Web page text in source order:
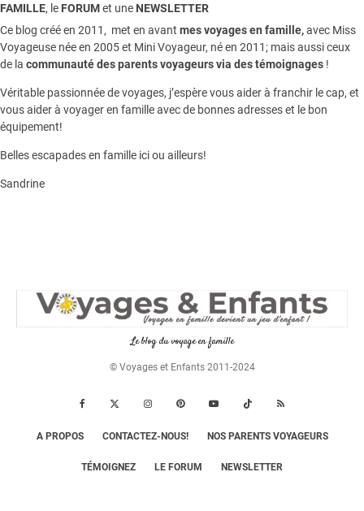
FAMILLE, le FORUMet une NEWSLETTER
Ce blog créé en 2011, met en avant mes voyages en famille,avec Miss
Voyageuse née en 2005 et Mini Voyageur, né en 2011; mais aussi ceux
de la communauté des parents voyageurs via des témoignages !
Véritable passionnée de voyages, j’espère vous aider à franchir le cap, et
vous aider à voyager en famille avec de bonnes adresses et le bon
équipement!
Belles escapades en famille ici ou ailleurs!
Sandrine
Le blog du voyage en famille
© Voyages et Enfants 2011-2024
A PROPOS CONTACTEZ-NOUS! NOS PARENTS VOYAGEURS
TÉMOIGNEZ LE FORUM NEWSLETTER